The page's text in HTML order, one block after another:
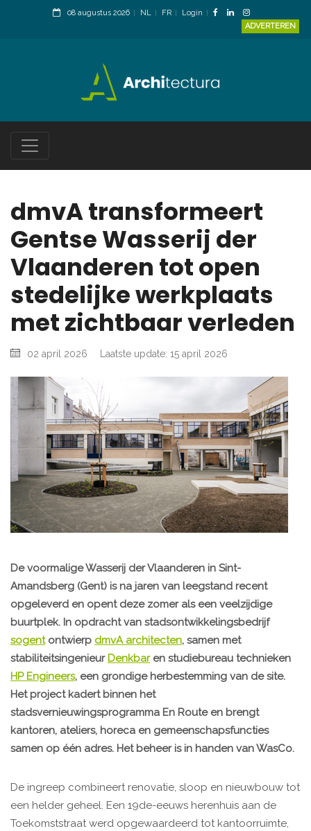
08 augustus 2026 NL FR
Login
ADVERTEREN
dmvA transformeert
Gentse Wasserij der
Vlaanderen tot open
stedelijke werkplaats
met zichtbaar verleden
02 april 2026 Laatste update: 15 april 2026
De voormalige Wasserij der Vlaanderen in Sint-
Amandsberg (Gent) is na jaren van leegstand recent
opgeleverd en opent deze zomer als een veelzijdige
buurtplek. In opdracht van stadsontwikkelingsbedrijf
sogentontwierp dmvA architecten, samen met
stabiliteitsingenieur Denkbaren studiebureau technieken
HP Engineers, een grondige herbestemming van de site.
Het project kadert binnen het
stadsvernieuwingsprogramma En Route en brengt
kantoren, ateliers, horeca en gemeenschapsfuncties
samen op één adres. Het beheer is in handen van WasCo.
De ingreep combineert renovatie, sloop en nieuwbouw tot
een helder geheel. Een 19de-eeuws herenhuis aan de
Toekomststraat werd opgewaardeerd tot kantoorruimte,